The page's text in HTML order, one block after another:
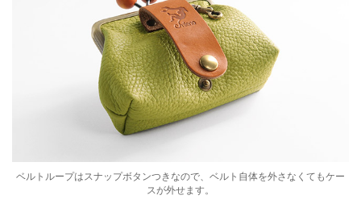
ベルトループはスナップボタンつきなので、ベルト自体を外さなくてもケー
スが外せます。